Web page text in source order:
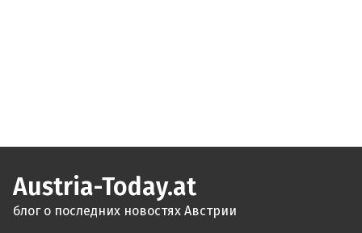
Austria-Today.at
блог о последних новостях Австрии